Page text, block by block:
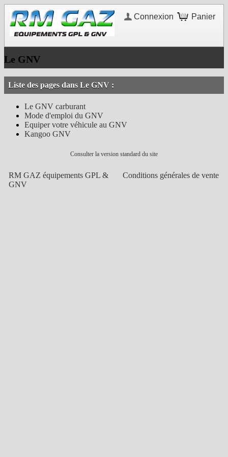
Panier
Connexion
Le GNV
Liste des pages dans Le GNV :
Le GNV carburant
Mode d'emploi du GNV
Equiper votre véhicule au GNV
Kangoo GNV
Consulter la version standard du site
RM GAZ équipements GPL &
GNV
Conditions générales de vente